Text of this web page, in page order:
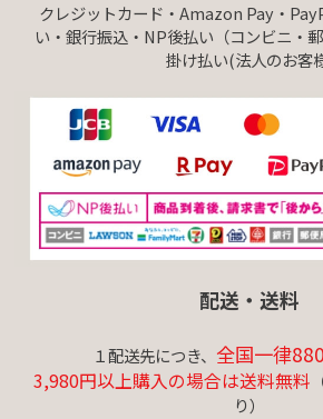
クレジットカード・Amazon Pay・
い・銀行振込・NP後払い（コンビニ・
掛け払い(法人のお客
配送・送料
１配送先につき、 全国一律
3,980円以上購入の場合は送料無料
り）